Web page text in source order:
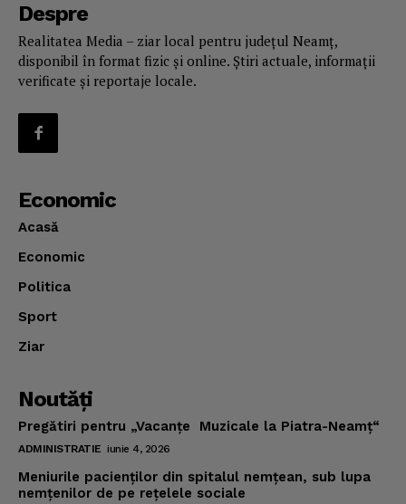
Despre
Realitatea Media – ziar local pentru județul Neamț,
disponibil în format fizic și online. Știri actuale, informații
verificate și reportaje locale.
Economic
Acasă
Economic
Politica
Sport
Ziar
Noutăţi
Pregătiri pentru „Vacanţe Muzicale la Piatra-Neamţ“
ADMINISTRATIE iunie 4, 2026
Meniurile pacienţilor din spitalul nemţean, sub lupa
nemţenilor de pe reţelele sociale